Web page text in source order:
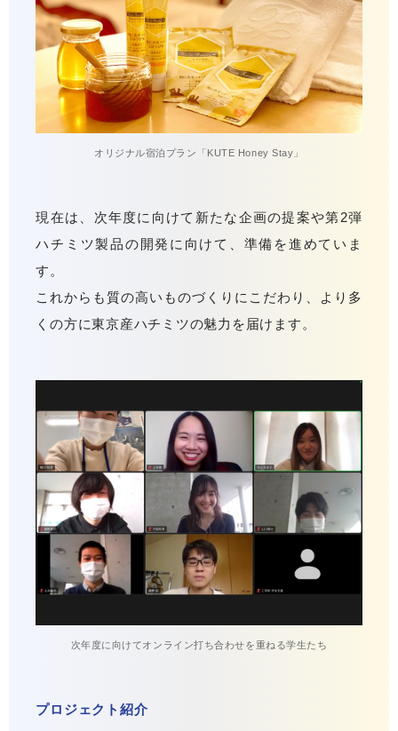
オリジナル宿泊プラン「KUTE Honey Stay」
現在は、次年度に向けて新たな企画の提案や第2弾
ハチミツ製品の開発に向けて、準備を進めていま
す。
これからも質の高いものづくりにこだわり、より多
くの方に東京産ハチミツの魅力を届けます。
次年度に向けてオンライン打ち合わせを重ねる学生たち
プロジェクト紹介